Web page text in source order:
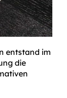
entstand im
die